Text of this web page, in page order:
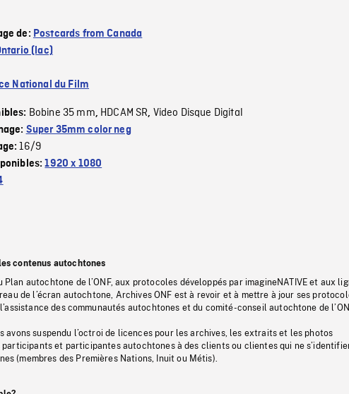
de: Postcards from Canada
(lac)
National du Film
Bobine 35 mm, HDCAM SR, Video Disque Digital
Super 35mm color neg
16/9
1920 x 1080
contenus autochtones
Plan autochtone de l’ONF, aux protocoles développés par imagineNATIVE et aux
de l’écran autochtone, Archives ONF est à revoir et à mettre à jour ses
des communautés autochtones et du comité-conseil autochtone de
avons suspendu l’octroi de licences pour les archives, les extraits et les photos
et participantes autochtones à des clients ou clientes qui ne
(membres des Premières Nations, Inuit ou Métis).